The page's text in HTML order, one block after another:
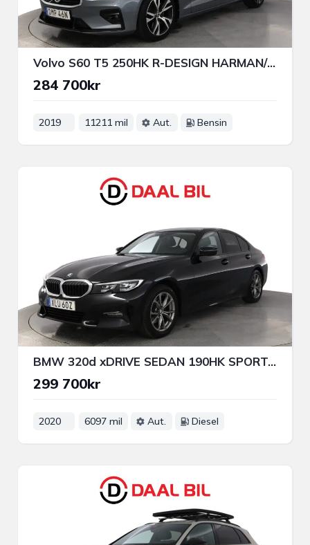
Volvo S60 T5 250HK R-DESIGN HARMAN/KARDON® B-KAMERA VÄRM NAVI
284 700kr
2019 11211 mil Aut. Bensin
BMW 320d xDRIVE SEDAN 190HK SPORT-LINE P-VÄRM NAVI NFC 3-ZON
299 700kr
2020 6097 mil Aut. Diesel